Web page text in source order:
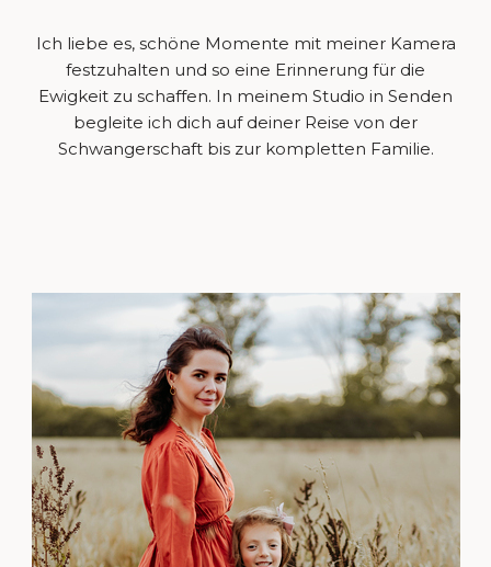
Ich liebe es, schöne Momente mit meiner Kamera
festzuhalten und so eine Erinnerung für die
Ewigkeit zu schaffen. In meinem Studio in Senden
begleite ich dich auf deiner Reise von der
Schwangerschaft bis zur kompletten Familie.